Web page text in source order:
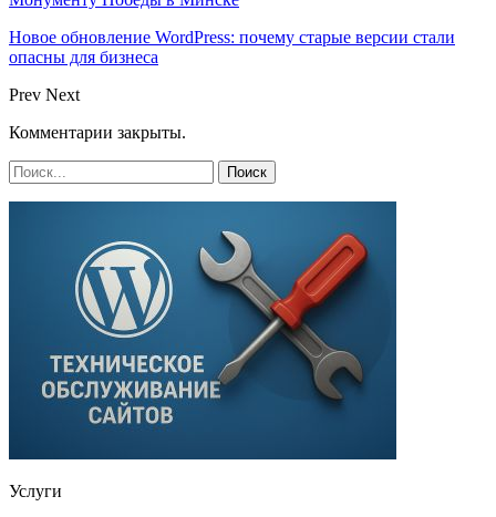
Новое обновление WordPress: почему старые версии стали
опасны для бизнеса
Prev Next
Комментарии закрыты.
Услуги